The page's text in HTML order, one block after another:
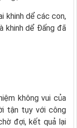
khinh dể các con,
khinh dể Ðấng đã
không vui của
tận tụy với công
đợi, kết quả lại